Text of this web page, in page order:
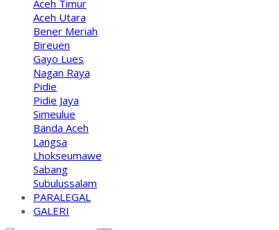
Aceh Timur
Aceh Utara
Bener Meriah
Bireuen
Gayo Lues
Nagan Raya
Pidie
Pidie Jaya
Simeulue
Banda Aceh
Langsa
Lhokseumawe
Sabang
Subulussalam
PARALEGAL
GALERI